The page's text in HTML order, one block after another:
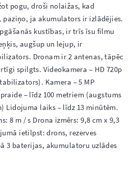
pogu, droši nolaižas, kad
ja akumulators ir izlādējies.
kustības, ir trīs īsu filmu
augšup un lejup, ir
Dronam ir 2 antenas, tāpēc
spilgts. Videokamera – HD 720p
Kamera – 5 MP
– līdz 100 metriem (augstums
Lidojuma laiks – līdz 13 minūtēm.
8 m / s Drona izmērs: 9,8 cm x 9,3
ietilpst: drons, rezerves
3 baterijas, akumulatoru uzlādes